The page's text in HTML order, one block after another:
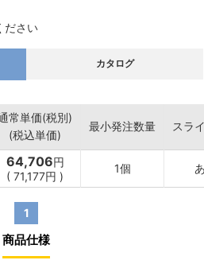
ださい
カタログ
常単価(税別)
(税込単価)
最小発注数量 スラ
64,706円
( 71,177円 )
1個
1
商品仕様